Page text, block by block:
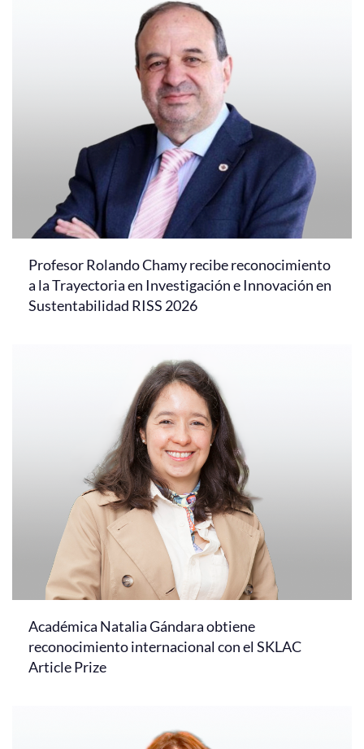
Profesor Rolando Chamy recibe reconocimiento
a la Trayectoria en Investigación e Innovación en
Sustentabilidad RISS 2026
Académica Natalia Gándara obtiene
reconocimiento internacional con el SKLAC
Article Prize